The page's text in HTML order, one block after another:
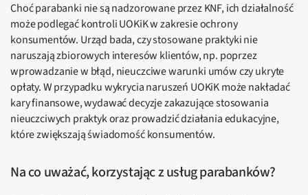
Choć parabanki nie są nadzorowane przez KNF, ich działalność
może podlegać kontroli UOKiK w zakresie ochrony
konsumentów. Urząd bada, czy stosowane praktyki nie
naruszają zbiorowych interesów klientów, np. poprzez
wprowadzanie w błąd, nieuczciwe warunki umów czy ukryte
opłaty. W przypadku wykrycia naruszeń UOKiK może nakładać
kary finansowe, wydawać decyzje zakazujące stosowania
nieuczciwych praktyk oraz prowadzić działania edukacyjne,
które zwiększają świadomość konsumentów.
Na co uważać, korzystając z usług parabanków?